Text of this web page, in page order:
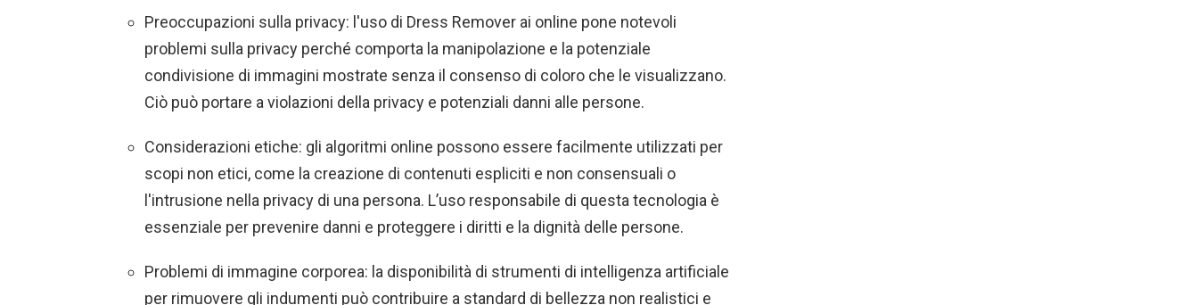
Preoccupazioni sulla privacy: l'uso di Dress Remover ai online pone notevoli
problemi sulla privacy perché comporta la manipolazione e la potenziale
condivisione di immagini mostrate senza il consenso di coloro che le visualizzano.
Ciò può portare a violazioni della privacy e potenziali danni alle persone.
Considerazioni etiche: gli algoritmi online possono essere facilmente utilizzati per
scopi non etici, come la creazione di contenuti espliciti e non consensuali o
l'intrusione nella privacy di una persona. L’uso responsabile di questa tecnologia è
essenziale per prevenire danni e proteggere i diritti e la dignità delle persone.
Problemi di immagine corporea: la disponibilità di strumenti di intelligenza artificiale
per rimuovere gli indumenti può contribuire a standard di bellezza non realistici e